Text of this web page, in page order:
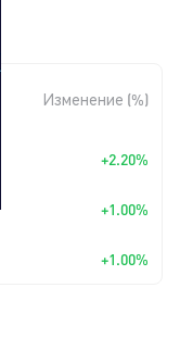
Изменение (%)
+2.20%
+1.00%
+1.00%